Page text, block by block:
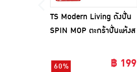
TS Modern Living ถังปั่น
SPIN MOP ตะกร้าปั่นแห้งส
CLEANING0019
60% ฿ 199